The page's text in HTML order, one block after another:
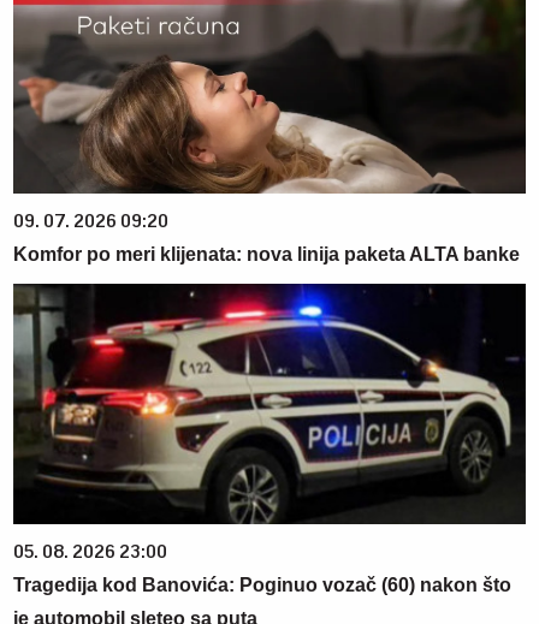
09. 07. 2026 09:20
Komfor po meri klijenata: nova linija paketa ALTA banke
05. 08. 2026 23:00
Tragedija kod Banovića: Poginuo vozač (60) nakon što
je automobil sleteo sa puta